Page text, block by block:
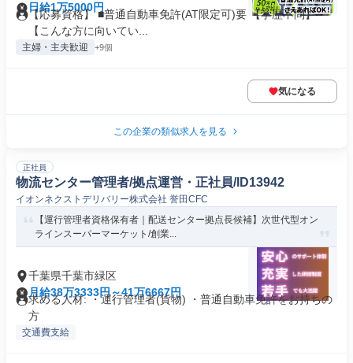
日給1万5000円
【応募資格】 ■普通自動車免許(AT限定可)要 【学歴不問】
【こんな方に向いてい...
主婦・主夫歓迎 +9個
気になる
この企業の類似求人を見る
正社員
物流センター管理者/拠点運営・正社員/ID13942
イオンネクストデリバリー株式会社 誉田CFC
【運行管理者資格保有者｜配送センター拠点長候補】次世代型オン
ラインスーパーマーケット/創業...
千葉県千葉市緑区
月給38万3333円～41万6667円
求める人材: ・運行管理者(貨物) ・普通自動車免許をお持ちの
方
交通費支給